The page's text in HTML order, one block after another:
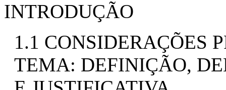
INTRODUÇÃO
1.1 CONSIDERAÇÕES
TEMA: DEFINIÇÃO,